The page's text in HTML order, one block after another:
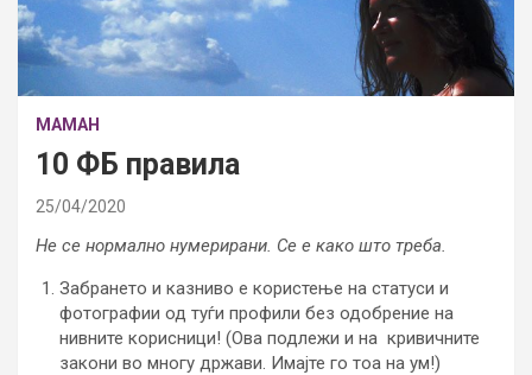
МАМАН
10 ФБ правила
25/04/2020
Не се нормално нумерирани. Се е како што треба.
Забрането и казниво е користење на статуси и
фотографии од туѓи профили без одобрение на
нивните корисници! (Ова подлежи и на кривичните
закони во многу држави. Имајте го тоа на ум!)